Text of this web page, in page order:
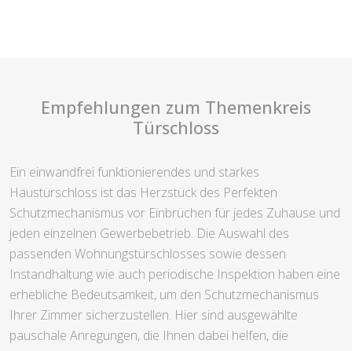
Empfehlungen zum Themenkreis
Türschloss
Ein einwandfrei funktionierendes und starkes
Haustürschloss ist das Herzstück des Perfekten
Schutzmechanismus vor Einbrüchen für jedes Zuhause und
jeden einzelnen Gewerbebetrieb. Die Auswahl des
passenden Wohnungstürschlosses sowie dessen
Instandhaltung wie auch periodische Inspektion haben eine
erhebliche Bedeutsamkeit, um den Schutzmechanismus
Ihrer Zimmer sicherzustellen. Hier sind ausgewählte
pauschale Anregungen, die Ihnen dabei helfen, die